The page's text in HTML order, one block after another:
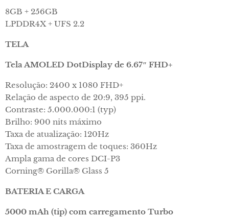
8GB + 256GB
LPDDR4X + UFS 2.2
TELA
Tela AMOLED DotDisplay de 6.67″ FHD+
Resolução: 2400 x 1080 FHD+
Relação de aspecto de 20:9, 395 ppi.
Contraste: 5.000.000:1 (typ)
Brilho: 900 nits máximo
Taxa de atualização: 120Hz
Taxa de amostragem de toques: 360Hz
Ampla gama de cores DCI-P3
Corning® Gorilla® Glass 5
BATERIA E CARGA
5000 mAh (tip) com carregamento Turbo